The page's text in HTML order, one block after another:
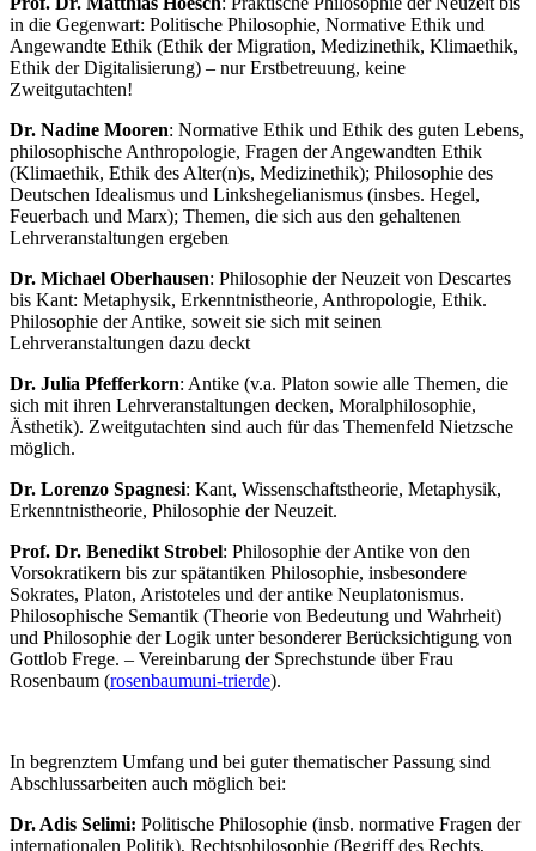
in die Gegenwart: Politische Philosophie, Normative Ethik und
Angewandte Ethik (Ethik der Migration, Medizinethik, Klimaethik,
Ethik der Digitalisierung) – nur Erstbetreuung, keine
Zweitgutachten!
Dr. Nadine Mooren: Normative Ethik und Ethik des guten Lebens,
philosophische Anthropologie, Fragen der Angewandten Ethik
(Klimaethik, Ethik des Alter(n)s, Medizinethik); Philosophie des
Deutschen Idealismus und Linkshegelianismus (insbes. Hegel,
Feuerbach und Marx); Themen, die sich aus den gehaltenen
Lehrveranstaltungen ergeben
Dr. Michael Oberhausen: Philosophie der Neuzeit von Descartes
bis Kant: Metaphysik, Erkenntnistheorie, Anthropologie, Ethik.
Philosophie der Antike, soweit sie sich mit seinen
Lehrveranstaltungen dazu deckt
Dr. Julia Pfefferkorn: Antike (v.a. Platon sowie alle Themen, die
sich mit ihren Lehrveranstaltungen decken, Moralphilosophie,
Ästhetik). Zweitgutachten sind auch für das Themenfeld Nietzsche
möglich.
Dr. Lorenzo Spagnesi: Kant, Wissenschaftstheorie, Metaphysik,
Erkenntnistheorie, Philosophie der Neuzeit.
Prof. Dr. Benedikt Strobel: Philosophie der Antike von den
Vorsokratikern bis zur spätantiken Philosophie, insbesondere
Sokrates, Platon, Aristoteles und der antike Neuplatonismus.
Philosophische Semantik (Theorie von Bedeutung und Wahrheit)
und Philosophie der Logik unter besonderer Berücksichtigung von
Gottlob Frege. – Vereinbarung der Sprechstunde über Frau
Rosenbaum (rosenbaumuni-trierde).
In begrenztem Umfang und bei guter thematischer Passung sind
Abschlussarbeiten auch möglich bei:
Dr. Adis Selimi: Politische Philosophie (insb. normative Fragen der
internationalen Politik), Rechtsphilosophie (Begriff des Rechts,